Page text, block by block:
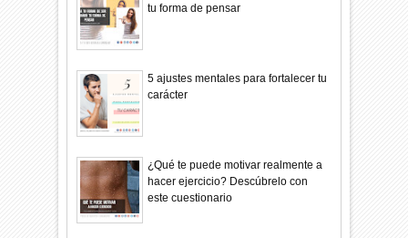
tu forma de pensar
5 ajustes mentales para fortalecer tu
carácter
¿Qué te puede motivar realmente a
hacer ejercicio? Descúbrelo con
este cuestionario